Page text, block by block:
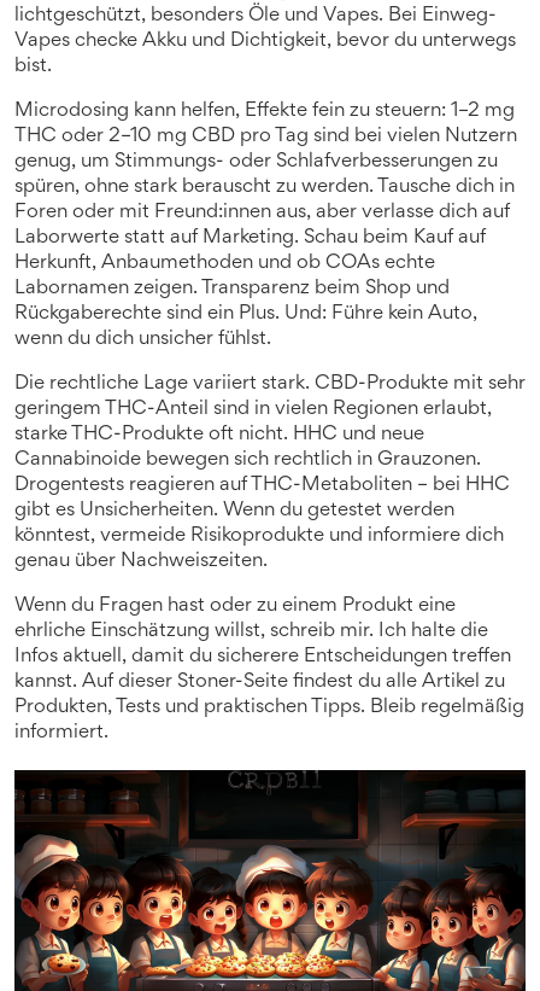
lichtgeschützt, besonders Öle und Vapes. Bei Einweg-
Vapes checke Akku und Dichtigkeit, bevor du unterwegs
bist.
Microdosing kann helfen, Effekte fein zu steuern: 1–2 mg
THC oder 2–10 mg CBD pro Tag sind bei vielen Nutzern
genug, um Stimmungs- oder Schlafverbesserungen zu
spüren, ohne stark berauscht zu werden. Tausche dich in
Foren oder mit Freund:innen aus, aber verlasse dich auf
Laborwerte statt auf Marketing. Schau beim Kauf auf
Herkunft, Anbaumethoden und ob COAs echte
Labornamen zeigen. Transparenz beim Shop und
Rückgaberechte sind ein Plus. Und: Führe kein Auto,
wenn du dich unsicher fühlst.
Die rechtliche Lage variiert stark. CBD-Produkte mit sehr
geringem THC-Anteil sind in vielen Regionen erlaubt,
starke THC-Produkte oft nicht. HHC und neue
Cannabinoide bewegen sich rechtlich in Grauzonen.
Drogentests reagieren auf THC-Metaboliten – bei HHC
gibt es Unsicherheiten. Wenn du getestet werden
könntest, vermeide Risikoprodukte und informiere dich
genau über Nachweiszeiten.
Wenn du Fragen hast oder zu einem Produkt eine
ehrliche Einschätzung willst, schreib mir. Ich halte die
Infos aktuell, damit du sicherere Entscheidungen treffen
kannst. Auf dieser Stoner-Seite findest du alle Artikel zu
Produkten, Tests und praktischen Tipps. Bleib regelmäßig
informiert.